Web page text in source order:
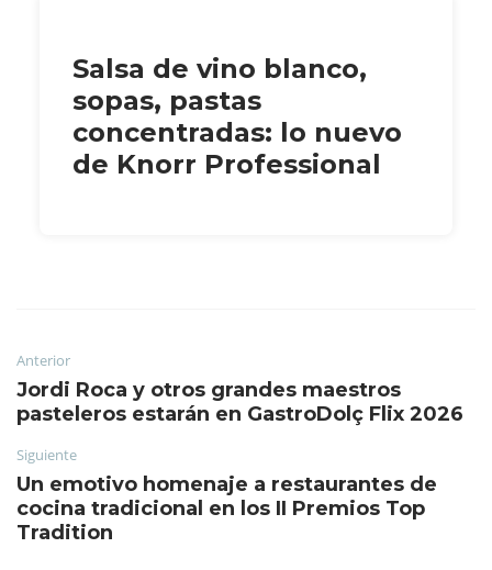
Salsa de vino blanco,
sopas, pastas
concentradas: lo nuevo
de Knorr Professional
Anterior
Jordi Roca y otros grandes maestros
pasteleros estarán en GastroDolç Flix 2026
Siguiente
Un emotivo homenaje a restaurantes de
cocina tradicional en los II Premios Top
Tradition